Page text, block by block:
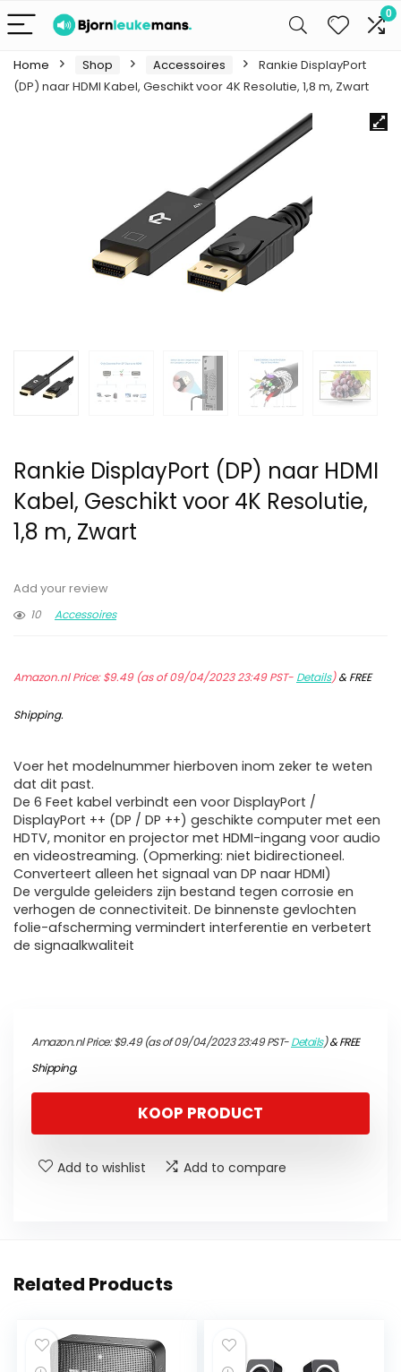
0
Home Shop Accessoires
Rankie DisplayPort
(DP) naar HDMI Kabel, Geschikt voor 4K Resolutie, 1,8 m, Zwart
Rankie DisplayPort (DP) naar HDMI
Kabel, Geschikt voor 4K Resolutie,
1,8 m, Zwart
Add your review
10
Accessoires
Amazon.nl Price:$9.49(as of 09/04/2023 23:49 PST- Details)&FREE
Shipping.
Voer het modelnummer hierboven inom zeker te weten
dat dit past.
De 6 Feet kabel verbindt een voor DisplayPort /
DisplayPort ++ (DP / DP ++) geschikte computer met een
HDTV, monitor en projector met HDMI-ingang voor audio
en videostreaming. (Opmerking: niet bidirectioneel.
Converteert alleen het signaal van DP naar HDMI)
De vergulde geleiders zijn bestand tegen corrosie en
verhogen de connectiviteit. De binnenste gevlochten
folie-afscherming vermindert interferentie en verbetert
de signaalkwaliteit
Amazon.nl Price:$9.49(as of 09/04/2023 23:49 PST-Details)&FREE
Shipping.
KOOP PRODUCT
Add to wishlist Add to compare
Related Products